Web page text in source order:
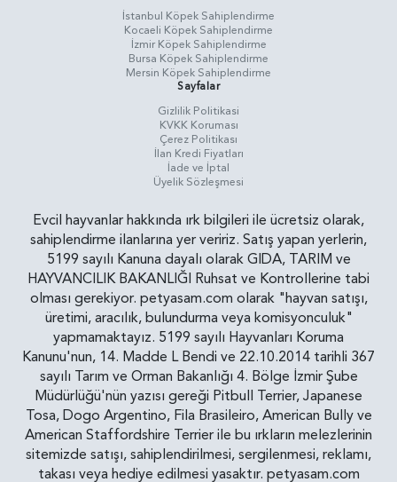
İstanbul Köpek Sahiplendirme
Kocaeli Köpek Sahiplendirme
İzmir Köpek Sahiplendirme
Bursa Köpek Sahiplendirme
Mersin Köpek Sahiplendirme
Sayfalar
Gizlilik Politikasi
KVKK Koruması
Çerez Politikası
İlan Kredi Fiyatları
İade ve İptal
Üyelik Sözleşmesi
Evcil hayvanlar hakkında ırk bilgileri ile ücretsiz olarak,
sahiplendirme ilanlarına yer veririz. Satış yapan yerlerin,
5199 sayılı Kanuna dayalı olarak GIDA, TARIM ve
HAYVANCILIK BAKANLIĞI Ruhsat ve Kontrollerine tabi
olması gerekiyor. petyasam.com olarak "hayvan satışı,
üretimi, aracılık, bulundurma veya komisyonculuk"
yapmamaktayız. 5199 sayılı Hayvanları Koruma
Kanunu'nun, 14. Madde L Bendi ve 22.10.2014 tarihli 367
sayılı Tarım ve Orman Bakanlığı 4. Bölge İzmir Şube
Müdürlüğü'nün yazısı gereği Pitbull Terrier, Japanese
Tosa, Dogo Argentino, Fila Brasileiro, American Bully ve
American Staffordshire Terrier ile bu ırkların melezlerinin
sitemizde satışı, sahiplendirilmesi, sergilenmesi, reklamı,
takası veya hediye edilmesi yasaktır. petyasam.com